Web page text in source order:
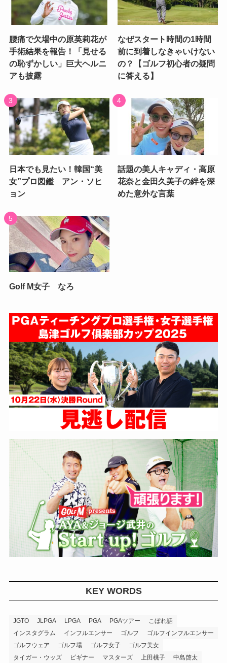
腰痛で欠場中の原英莉花が
手術結果を報告！「見せる
の恥ずかしい」巨大ヘルニ
アも披露
なぜスタート時間の1時間
前に到着しなきゃいけない
の？【ゴルフ初心者の疑問
に答える】
日本でも見たい！韓国“美
女”プロ図鑑 アン・ソヒ
ョン
話題の美人キャディ・高原
花奈と金田久美子の絆を深
めた意外な言葉
Golf M女子 なろ
KEY WORDS
JGTO JLPGA LPGA PGA PGAツアー
こぼれ話
インスタグラム
インフルエンサー ゴルフ
ゴルフインフルエンサー
ゴルフウェア
ゴルフ場 ゴルフ女子
ゴルフ美女
タイガー・ウッズ
ビギナー マスターズ 上田桃子
中島啓太